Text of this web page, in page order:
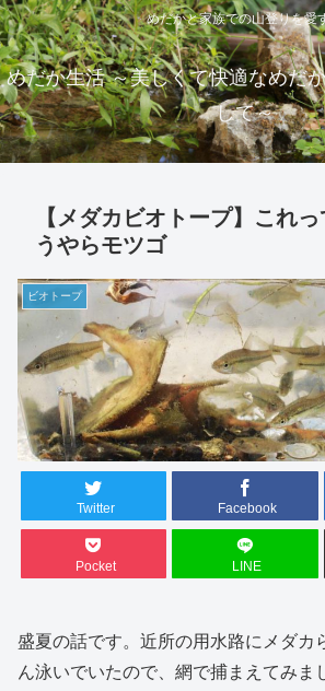
めだかと家族での山登りを愛
めだか生活 ～美しくて快適なめだ
して～
【メダカビオトープ】これ
うやらモツゴ
ビオトープ
Twitter Facebook
Pocket LINE
盛夏の話です。近所の用水路にメダカ
ん泳いでいたので、網で捕まえてみま